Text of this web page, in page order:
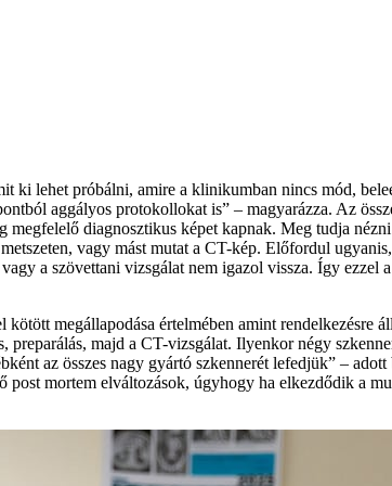
ki lehet próbálni, amire a klinikumban nincs mód,
aggályos protokollokat is” – magyarázza. Az
diagnosztikus képet kapnak. Meg tudja
vagy mást mutat a CT-kép. Előfordul
a szövettani vizsgálat nem igazol vissza. Így
megállapodása értelmében amint rendelkezésre
majd a CT-vizsgálat. Ilyenkor négy
az összes nagy gyártó szkennerét lefedjük” –
mortem elváltozások, úgyhogy ha elkezdődik a